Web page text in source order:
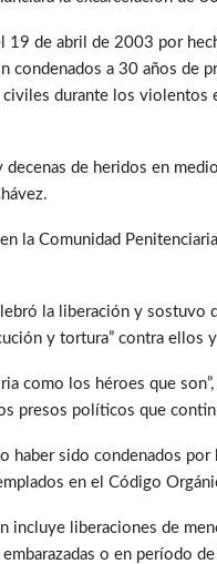
19 de abril de 2003 por
condenados a 30 años de
civiles durante los
de heridos en
la Comunidad
la liberación y sostuvo
y tortura” contra ellos
como los héroes que
presos políticos que
haber sido condenados
en el Código
incluye liberaciones de
o en período de